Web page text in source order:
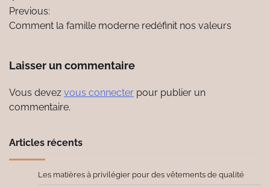
de
Previous:
Comment la famille moderne redéfinit nos valeurs
Laisser un commentaire
Vous devez vous connecter pour publier un
commentaire.
Articles récents
Les matières à privilégier pour des vêtements de qualité